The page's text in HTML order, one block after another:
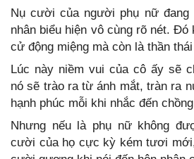
Nụ cười của người phụ nữ đang
nhân biểu hiện vô cùng rõ nét. Đó
cử động miệng mà còn là thần
Lúc này niềm vui của cô ấy sẽ
nó sẽ trào ra từ ánh mắt, tràn ra
hạnh phúc mỗi khi nhắc đến
Nhưng nếu là phụ nữ không
cười của họ cực kỳ kém tươi